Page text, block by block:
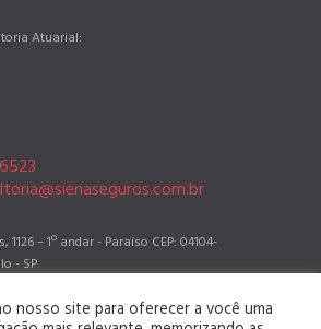
Atuarial:
1126 – 1º andar - Paraíso CEP: 04104-
- SP
2788 sala 802 - Barro Preto CEP:
nosso site para oferecer a você uma